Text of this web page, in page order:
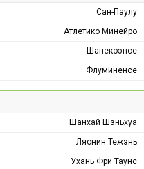
Сан-Паулу
Атлетико Минейро
Шапекоэнсе
Флуминенсе
Шанхай Шэньхуа
Ляонин Тежэнь
Ухань Фри Таунс